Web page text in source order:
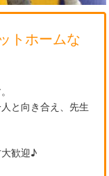
トホームな
と向き合え、先生
歓迎♪